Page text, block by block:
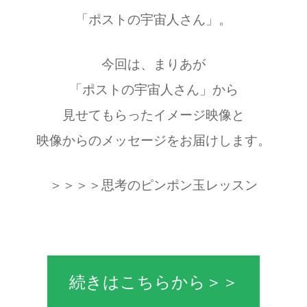
「ポストの宇宙人さん」。
今回は、まりあが
「ポストの宇宙人さん」から
見せてもらったイメージ映像と
映像からのメッセージをお届けします。
＞＞＞＞思考のピンポン玉レッスン
続きはこちらから＞＞